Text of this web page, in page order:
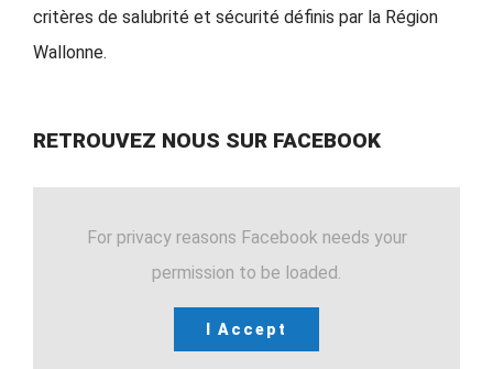
critères de salubrité et sécurité définis par la Région
Wallonne.
RETROUVEZ NOUS SUR FACEBOOK
For privacy reasons Facebook needs your
permission to be loaded.
I Accept